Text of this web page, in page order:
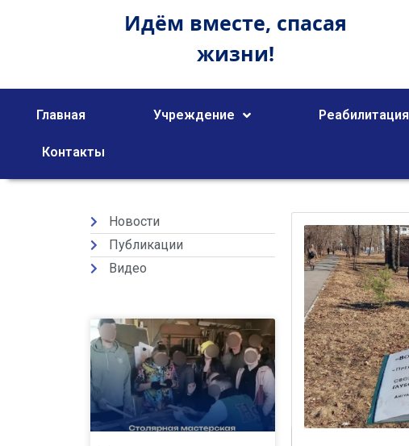
Идём вместе, спасая
жизни!
Главная Учреждение Реабилитация
Контакты
Новости
Публикации
Видео